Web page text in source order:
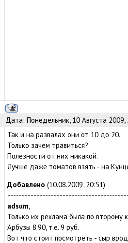
Дата: Понедельник, 10 Августа
Так и на развалах они от 10 до 20.
Только зачем травиться?
Полезности от них никакой.
Лучше даже томатов взять - на
Добавлено (10.08.2009, 20:51)
adsum,
Только их реклама была по второму
Арбузы 8.90, т.е. 9 руб.
Вот что стоит посмотреть - сыр